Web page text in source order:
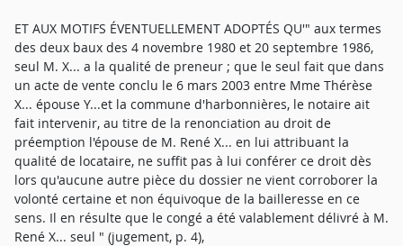
ET AUX MOTIFS ÉVENTUELLEMENT ADOPTÉS QU'" aux termes
des deux baux des 4 novembre 1980 et 20 septembre 1986,
seul M. X... a la qualité de preneur ; que le seul fait que dans
un acte de vente conclu le 6 mars 2003 entre Mme Thérèse
X... épouse Y...et la commune d'harbonnières, le notaire ait
fait intervenir, au titre de la renonciation au droit de
préemption l'épouse de M. René X... en lui attribuant la
qualité de locataire, ne suffit pas à lui conférer ce droit dès
lors qu'aucune autre pièce du dossier ne vient corroborer la
volonté certaine et non équivoque de la bailleresse en ce
sens. Il en résulte que le congé a été valablement délivré à M.
René X... seul " (jugement, p. 4),